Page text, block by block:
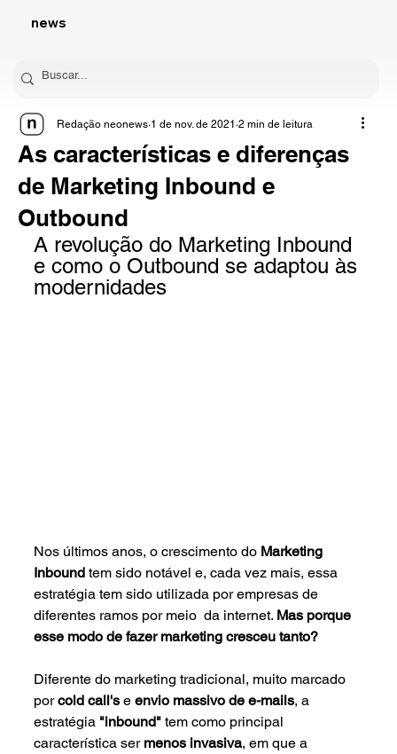
news
As características e diferenças
de Marketing Inbound e
Outbound
Redação neonews 1 de nov. de 2021 2 min de leitura
A revolução do Marketing Inbound
e como o Outbound se adaptou às
modernidades
Nos últimos anos, o crescimento do Marketing
Inbound tem sido notável e, cada vez mais, essa
estratégia tem sido utilizada por empresas de
diferentes ramos por meio  da internet. Mas porque
esse modo de fazer marketing cresceu tanto?
Diferente do marketing tradicional, muito marcado
por cold call's e envio massivo de e-mails, a
estratégia "inbound" tem como principal
característica ser menos invasiva, em que a